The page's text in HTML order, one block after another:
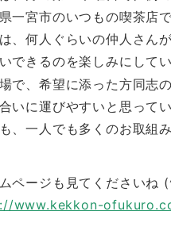
一宮市のいつもの喫茶店
、何人ぐらいの仲人さん
できるのを楽しみにして
で、希望に添った方同志
いに運びやすいと思ってい
、一人でも多くのお取組
ページも見てくださいね
www.kekkon-